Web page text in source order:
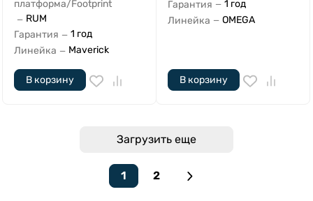
платформа/Footprint
— RUM
Гарантия — 1 год
Линейка — Maverick
В корзину
Гарантия — 1 год
Линейка — OMEGA
В корзину
Загрузить еще
1 2